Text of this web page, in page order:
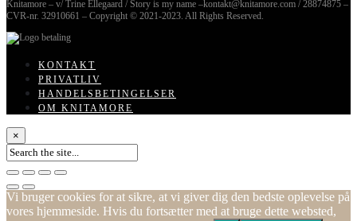
Knitamore – v/ Trine Ellegaard / Story is my name –kontakt@knitamore.com / 28874875 –
CVR-nr. 32910661 – Copyright © 2021-2023. All Rights Reserved.
KONTAKT
PRIVATLIV
HANDELSBETINGELSER
OM KNITAMORE
×
Vi bruger cookies for at sikre, at vi giver dig den bedste oplevelse på
vores hjemmeside. Hvis du fortsætter med at bruge dette websted,